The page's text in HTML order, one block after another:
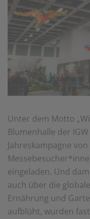
Unter dem Motto
Blumenhalle der
Jahreskampagne
eingeladen. Und
auch über die
Ernährung und
aufblüht, wurden